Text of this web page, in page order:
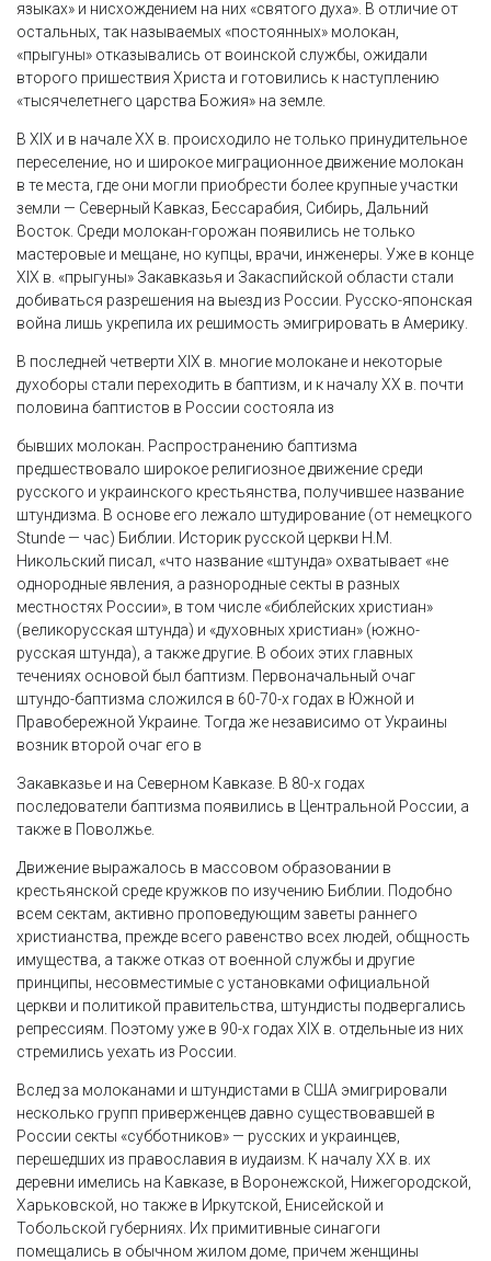
языках» и нисхождением на них «святого духа». В отличие от
остальных, так называемых «постоянных» молокан,
«прыгуны» отказывались от воинской службы, ожидали
второго пришествия Христа и готовились к наступлению
«тысячелетнего царства Божия» на земле.
В XIX и в начале XX в. происходило не только принудительное
переселение, но и широкое миграционное движение молокан
в те места, где они могли приобрести более крупные участки
земли — Северный Кавказ, Бессарабия, Сибирь, Дальний
Восток. Среди молокан-горожан появились не только
мастеровые и мещане, но купцы, врачи, инженеры. Уже в конце
XIX в. «прыгуны» Закавказья и Закаспийской области стали
добиваться разрешения на выезд из России. Русско-японская
война лишь укрепила их решимость эмигрировать в Америку.
В последней четверти XIX в. многие молокане и некоторые
духоборы стали переходить в баптизм, и к началу XX в. почти
половина баптистов в России состояла из
бывших молокан. Распространению баптизма
предшествовало широкое религиозное движение среди
русского и украинского крестьянства, получившее название
штундизма. В основе его лежало штудирование (от немецкого
Stunde — час) Библии. Историк русской церкви Н.М.
Никольский писал, «что название «штунда» охватывает «не
однородные явления, а разнородные секты в разных
местностях России», в том числе «библейских христиан»
(великорусская штунда) и «духовных христиан» (южно-
русская штунда), а также другие. В обоих этих главных
течениях основой был баптизм. Первоначальный очаг
штундо-баптизма сложился в 60-70-х годах в Южной и
Правобережной Украине. Тогда же независимо от Украины
возник второй очаг его в
Закавказье и на Северном Кавказе. В 80-х годах
последователи баптизма появились в Центральной России, а
также в Поволжье.
Движение выражалось в массовом образовании в
крестьянской среде кружков по изучению Библии. Подобно
всем сектам, активно проповедующим заветы раннего
христианства, прежде всего равенство всех людей, общность
имущества, а также отказ от военной службы и другие
принципы, несовместимые с установками официальной
церкви и политикой правительства, штундисты подвергались
репрессиям. Поэтому уже в 90-х годах XIX в. отдельные из них
стремились уехать из России.
Вслед за молоканами и штундистами в США эмигрировали
несколько групп приверженцев давно существовавшей в
России секты «субботников» — русских и украинцев,
перешедших из православия в иудаизм. К началу XX в. их
деревни имелись на Кавказе, в Воронежской, Нижегородской,
Харьковской, но также в Иркутской, Енисейской и
Тобольской губерниях. Их примитивные синагоги
помещались в обычном жилом доме, причем женщины